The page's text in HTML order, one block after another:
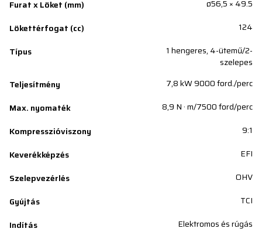
Furat x Löket (mm)
ø56,5 × 49.5
Lökettérfogat (cc)
124
Típus
1 hengeres, 4-ütemű/2-
szelepes
Teljesítmény
7,8 kW 9000 ford./perc
Max. nyomaték
8,9 N · m/7500 ford/perc
Kompresszióviszony
9:1
Keverékképzés
EFI
Szelepvezérlés
OHV
Gyújtás
TCI
Indítás
Elektromos és rúgás